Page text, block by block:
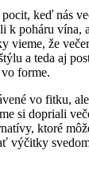
keď nás
k poháru vína,
vieme, že
a teda aj
forme.
vo fitku,
si dopriali
ktoré
výčitky